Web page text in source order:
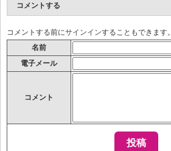
コメントする
コメントする前にサインインすることもできます。
名前
電子メール
コメント